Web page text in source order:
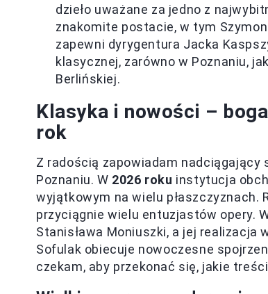
dzieło uważane za jedno z
znakomite postacie, w tym
zapewni dyrygentura Jacka
klasycznej, zarówno w Poznaniu,
Berlińskiej.
Klasyka i nowości –
rok
Z radością zapowiadam nadciągający
Poznaniu. W 2026 roku instytucja
wyjątkowym na wielu płaszczyznach.
przyciągnie wielu entuzjastów opery.
Stanisława Moniuszki, a jej realizacja
Sofulak obiecuje nowoczesne
czekam, aby przekonać się, jakie